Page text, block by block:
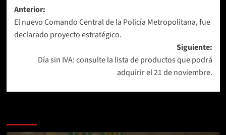
Navegación
de
entradas
Anterior:
El nuevo Comando Central de la Policía Metropolitana, fue
declarado proyecto estratégico.
Siguiente:
Día sin IVA: consulte la lista de productos que podrá
adquirir el 21 de noviembre.